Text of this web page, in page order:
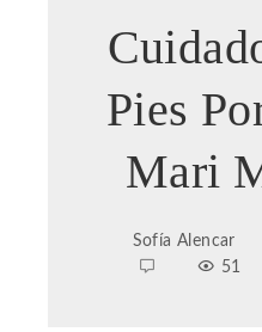
Pies
Mari
Sofía Alencar
51